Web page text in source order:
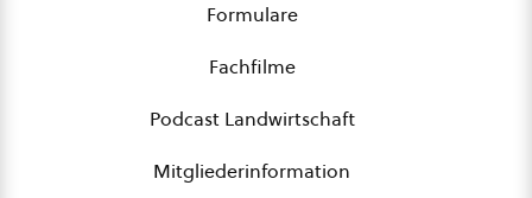
Formulare
Fachfilme
Podcast Landwirtschaft
Mitgliederinformation